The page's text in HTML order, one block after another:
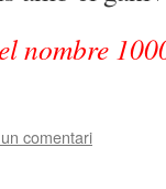
nombre
comentari